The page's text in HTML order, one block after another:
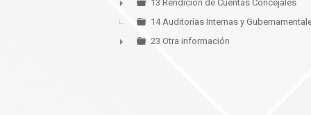
►
13 Rendición de Cuentas Concejales
14 Auditorías Internas y
23 Otra información